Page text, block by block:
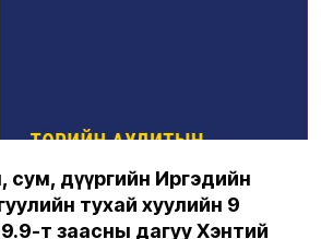
сум, дүүргийн Иргэдийн
тухай хуулийн 9
т заасны дагуу Хэнтий